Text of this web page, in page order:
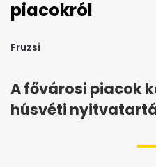
piacokról
Fruzsi
A fővárosi piacok
húsvéti